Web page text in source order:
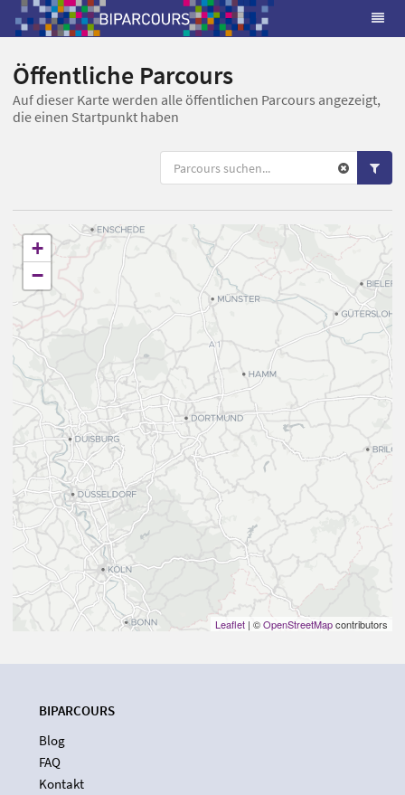
Öffentliche Parcours
Auf dieser Karte werden alle öffentlichen Parcours angezeigt,
die einen Startpunkt haben
+
−
Leaflet | ©OpenStreetMapcontributors
BIPARCOURS
Blog
FAQ
Kontakt